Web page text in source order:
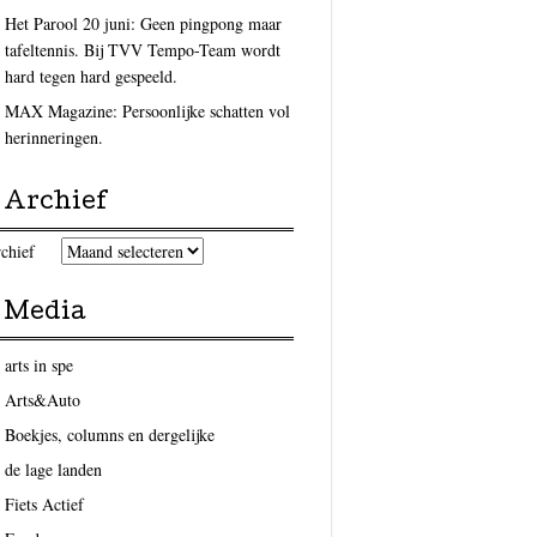
Het Parool 20 juni: Geen pingpong maar
tafeltennis. Bij TVV Tempo-Team wordt
hard tegen hard gespeeld.
MAX Magazine: Persoonlijke schatten vol
herinneringen.
Archief
Media
arts in spe
Arts&Auto
Boekjes, columns en dergelijke
de lage landen
Fiets Actief